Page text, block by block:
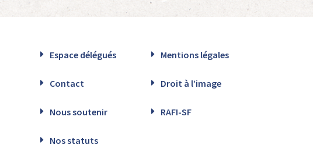
Espace délégués Mentions légales
Contact Droit à l’image
Nous soutenir RAFI-SF
Nos statuts